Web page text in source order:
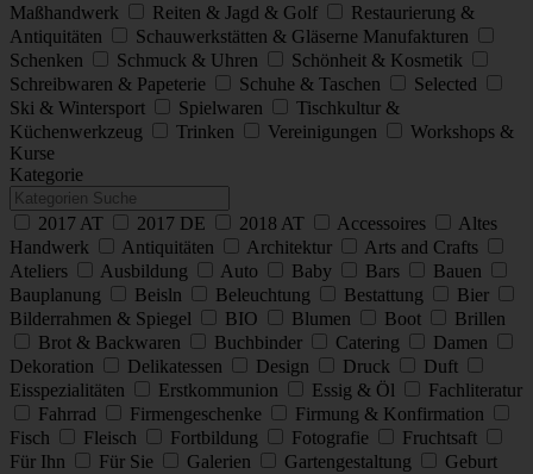
Maßhandwerk
Reiten & Jagd & Golf
Restaurierung &
Antiquitäten
Schauwerkstätten & Gläserne Manufakturen
Schenken
Schmuck & Uhren
Schönheit & Kosmetik
Schreibwaren & Papeterie
Schuhe & Taschen
Selected
Ski & Wintersport
Spielwaren
Tischkultur &
Küchenwerkzeug
Trinken Vereinigungen
Workshops &
Kurse
Kategorie
2017 AT 2017 DE 2018 AT Accessoires
Altes
Handwerk
Antiquitäten Architektur
Arts and Crafts
Ateliers
Ausbildung Auto Baby Bars
Bauen
Bauplanung
Beisln Beleuchtung Bestattung
Bier
Bilderrahmen & Spiegel
BIO Blumen Boot
Brillen
Brot & Backwaren
Buchbinder Catering
Damen
Dekoration
Delikatessen Design Druck
Duft
Eisspezialitäten
Erstkommunion Essig & Öl
Fachliteratur
Fahrrad
Firmengeschenke
Firmung & Konfirmation
Fisch
Fleisch Fortbildung Fotografie
Fruchtsaft
Für Ihn
Für Sie Galerien Gartengestaltung
Geburt